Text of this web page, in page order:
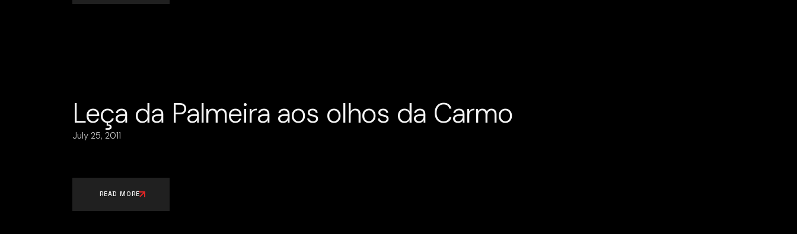
Leça da Palmeira aos olhos da Carmo
July 25, 2011
READ MORE